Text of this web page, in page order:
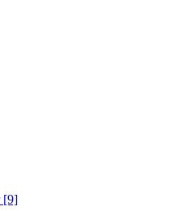
[9]